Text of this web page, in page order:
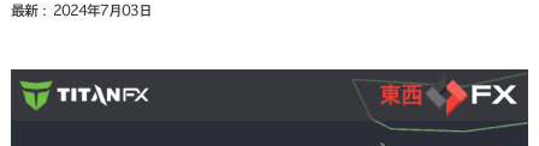
最新： 2024年7月03日